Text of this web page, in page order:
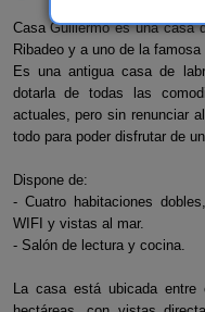
Casa Guillermo es una casa
Ribadeo y a uno de la
Es una antigua casa de
dotarla de todas las
actuales, pero sin renunciar
todo para poder disfrutar de
Dispone de:
- Cuatro habitaciones
WIFI y vistas al mar.
- Salón de lectura y cocina.
La casa está ubicada